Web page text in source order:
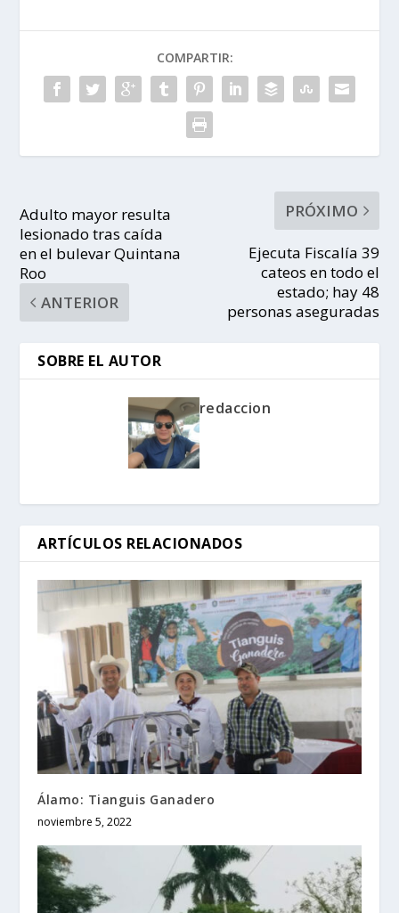
COMPARTIR:
Adulto mayor resulta
lesionado tras caída
en el bulevar Quintana
Roo
ANTERIOR
PRÓXIMO
Ejecuta Fiscalía 39
cateos en todo el
estado; hay 48
personas aseguradas
SOBRE EL AUTOR
redaccion
ARTÍCULOS RELACIONADOS
Álamo: Tianguis Ganadero
noviembre 5, 2022